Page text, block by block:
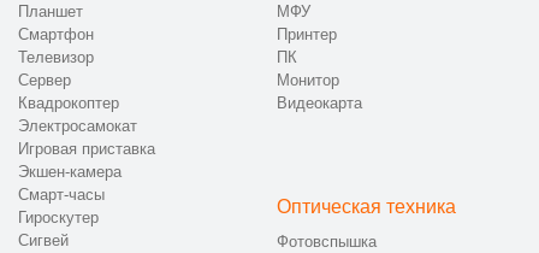
Планшет
Смартфон
Телевизор
Сервер
Квадрокоптер
Электросамокат
Игровая приставка
Экшен-камера
Смарт-часы
Гироскутер
Сигвей
МФУ
Принтер
ПК
Монитор
Видеокарта
Оптическая техника
Фотовспышка